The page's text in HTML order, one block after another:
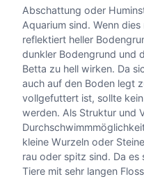
Abschattung oder
Aquarium sind. Wenn
reflektiert heller
dunkler Bodengrund und
Betta zu hell wirken. Da
auch auf den Boden legt
vollgefuttert ist, sollte
werden. Als Struktur und
kleine Wurzeln oder
rau oder spitz sind. Da es
Tiere mit sehr langen